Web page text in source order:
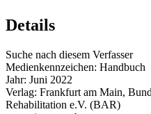
Details
Suche nach diesem Verfasser
Medienkennzeichen: Handbuch
Jahr: Juni 2022
Verlag: Frankfurt am Main,
Rehabilitation e.V. (BAR)